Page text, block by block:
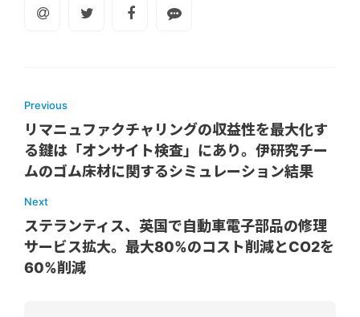
Previous
リマニュファクチャリングの収益性を最大化す
る鍵は「オンサイト検査」にあり。伊研究チー
ムのゴム床材に関するシミュレーション結果
Next
ステランティス、英国で自動車電子部品の修理
サービス拡大。最大80%のコスト削減とCO2を
60%削減